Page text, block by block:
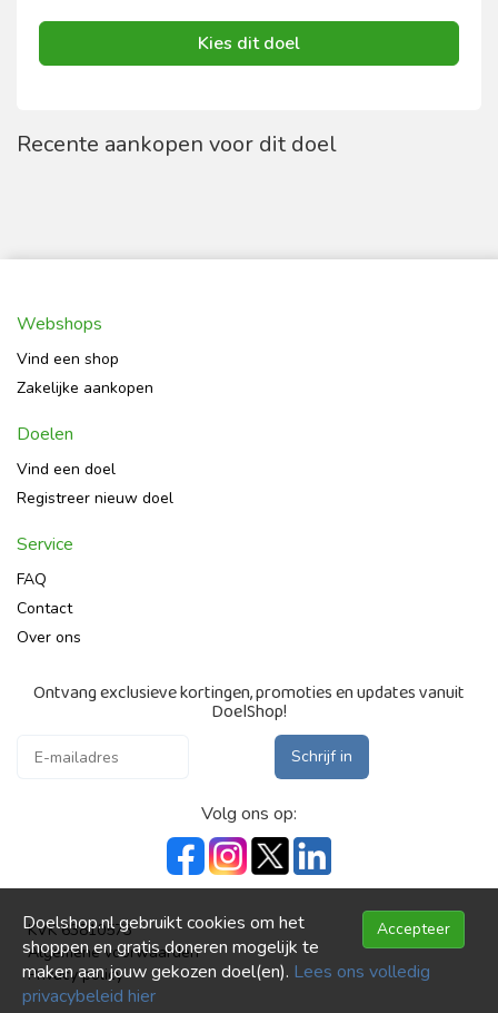
Kies dit doel
Recente aankopen voor dit doel
Webshops
Vind een shop
Zakelijke aankopen
Doelen
Vind een doel
Registreer nieuw doel
Service
FAQ
Contact
Over ons
Ontvang exclusieve kortingen, promoties en updates vanuit
DoelShop!
Schrijf in
Volg ons op:
KVK 63810573
Algemene voorwaarden
Privacy policy
Accepteer
Doelshop.nl gebruikt cookies om het
shoppen en gratis doneren mogelijk te
maken aan jouw gekozen doel(en). Lees ons volledig
privacybeleid hier